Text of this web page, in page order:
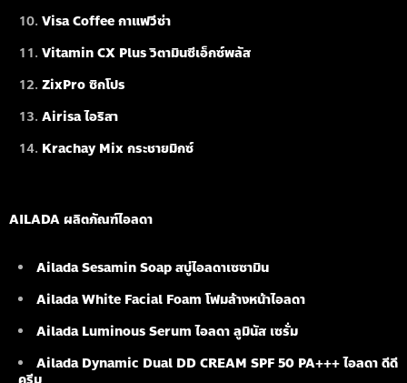
Visa Coffee กาแฟวีซ่า
Vitamin CX Plus วิตามินซีเอ็กซ์พลัส
ZixPro ซิกโปร
Airisa ไอริสา
Krachay Mix กระชายมิกซ์
AILADA ผลิตภัณฑ์ไอลดา
Ailada Sesamin Soapสบู่ไอลดาเซซามิน
Ailada White Facial Foamโฟมล้างหน้าไอลดา
Ailada Luminous Serumไอลดา ลูมินัส เซรั่ม
Ailada Dynamic Dual DD CREAM SPF 50 PA+++ ไอลดา ดีดี